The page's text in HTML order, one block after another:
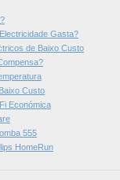
Gasta?
de Baixo Custo
Custo
Económica
555
HomeRun